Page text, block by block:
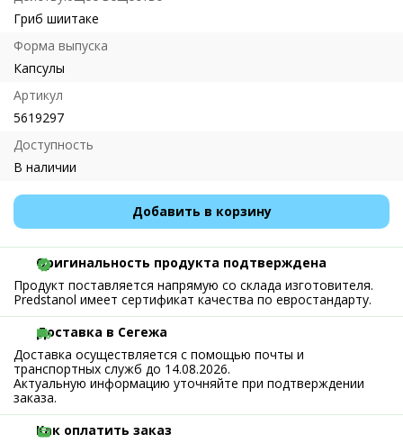
Гриб шиитаке
Форма выпуска
Капсулы
Артикул
5619297
Доступность
В наличии
Добавить в корзину
Оригинальность продукта подтверждена
Продукт поставляется напрямую со склада изготовителя.
Predstanol имеет сертификат качества по евростандарту.
Доставка в Сегежа
Доставка осуществляется с помощью почты и
транспортных служб до 14.08.2026.
Актуальную информацию уточняйте при подтверждении
заказа.
Как оплатить заказ